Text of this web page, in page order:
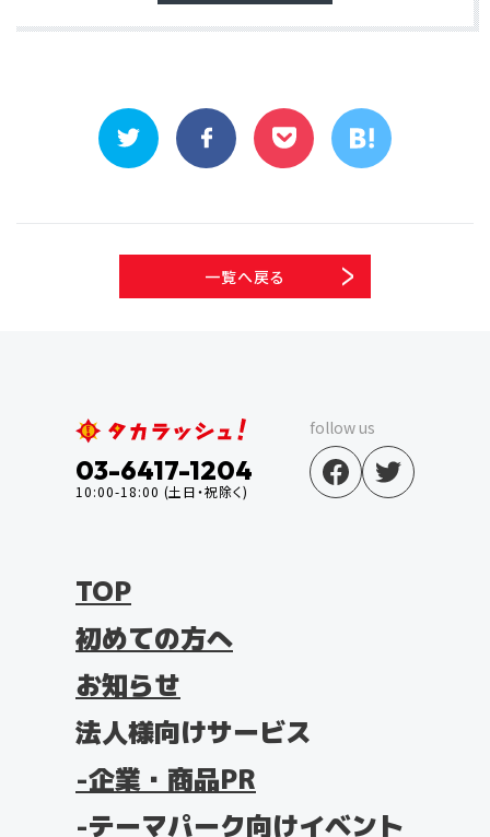
一覧へ戻る
03-6417-1204
10:00-18:00 (土日・祝除く)
follow us
TOP
初めての方へ
お知らせ
法人様向けサービス
企業・商品PR
テーマパーク向けイベント